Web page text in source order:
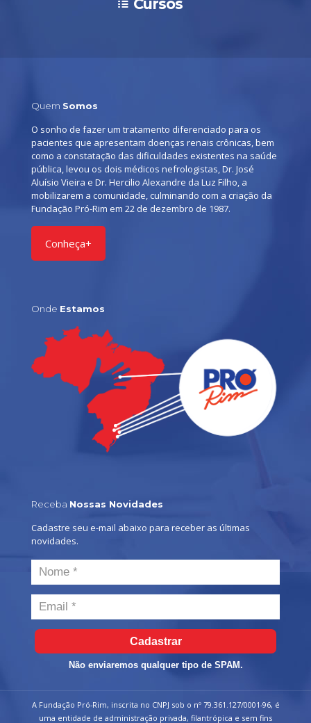
Cursos
Quem Somos
O sonho de fazer um tratamento diferenciado para os
pacientes que apresentam doenças renais crônicas, bem
como a constatação das dificuldades existentes na saúde
pública, levou os dois médicos nefrologistas, Dr. José
Aluísio Vieira e Dr. Hercilio Alexandre da Luz Filho, a
mobilizarem a comunidade, culminando com a criação da
Fundação Pró-Rim em 22 de dezembro de 1987.
Conheça+
Onde Estamos
Receba Nossas Novidades
Cadastre seu e-mail abaixo para receber as últimas
novidades.
Cadastrar
Não enviaremos qualquer tipo de SPAM.
A Fundação Pró-Rim, inscrita no CNPJ sob o nº 79.361.127/0001-96, é
uma entidade de administração privada, filantrópica e sem fins